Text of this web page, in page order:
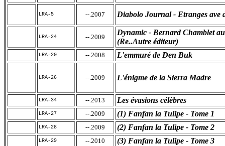
LRA-5 --.2007 Diabolo Journal - Etranges ave
LRA-24 --.2009
Dynamic - Bernard Chamblet
(Re..Autre éditeur)
LRA-20 --.2008 L'emmuré de Den Buk
LRA-26 --.2009 L'énigme de la Sierra Madre
LRA-34 --.2013 Les évasions célèbres
LRA-27 --.2009 (1) Fanfan la Tulipe - Tome 1
LRA-28 --.2009 (2) Fanfan la Tulipe - Tome 2
LRA-29 --.2010 (3) Fanfan la Tulipe - Tome 3